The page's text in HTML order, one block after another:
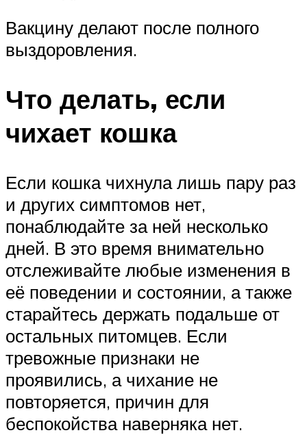
Вакцину делают после полного
выздоровления.
Что делать, если
чихает кошка
Если кошка чихнула лишь пару раз
и других симптомов нет,
понаблюдайте за ней несколько
дней. В это время внимательно
отслеживайте любые изменения в
её поведении и состоянии, а также
старайтесь держать подальше от
остальных питомцев. Если
тревожные признаки не
проявились, а чихание не
повторяется, причин для
беспокойства наверняка нет.